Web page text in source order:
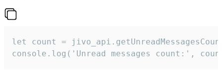
let count =
console.log('Unread messages count:',